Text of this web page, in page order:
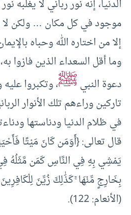
الدنيا، إنه نور رباني لا يغلبه
موجود في كل مكان … ولكن لا
إلا من اختاره الله وحباه
وما أقل السعداء الذين فازوا
دعوة النبيﷺ، وتكبروا
تاركين وراءهم تلك الأنوار
في ظلام الدنيا ودناستها
قال تعالى: {أَوَمَن كَانَ مَيْتًا
يَمْشِي بِهِ فِي النَّاسِ كَمَن مَّثَلُهُ
بِخَارِجٍ مِّنْهَا ۚ كَذَٰلِكَ زُيِّنَ
(الأنعام: 122).